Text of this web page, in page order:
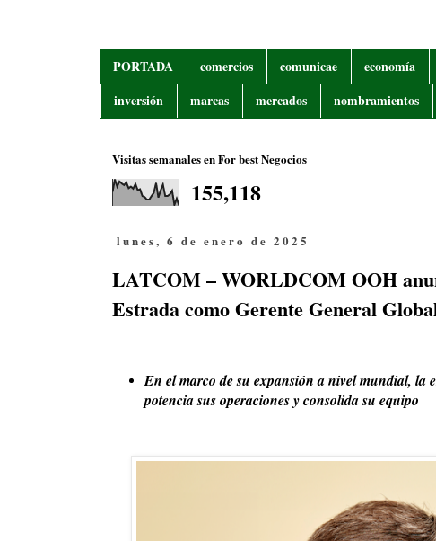
PORTADA comercios comunicae economía
inversión
marcas mercados nombramientos
Visitas semanales en For best Negocios
155,118
lunes, 6 de enero de 2025
LATCOM – WORLDCOM OOH
Estrada como Gerente General
En el marco de su expansión a nivel mundial, la
potencia sus operaciones y consolida su equipo